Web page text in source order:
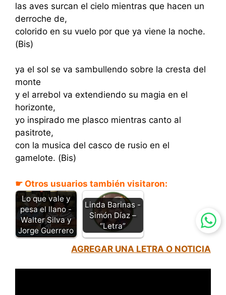
las aves surcan el cielo mientras que hacen un
derroche de,
colorido en su vuelo por que ya viene la noche.
(Bis)
ya el sol se va sambullendo sobre la cresta del
monte
y el arrebol va extendiendo su magia en el
horizonte,
yo inspirado me plasco mientras canto al
pasitrote,
con la musica del casco de rusio en el
gamelote. (Bis)
☛ Otros usuarios también visitaron:
Lo que vale y
pesa el llano -
Walter Silva y
Jorge Guerrero
Linda Barinas -
Simón Díaz –
“Letra”
AGREGAR UNA LETRA O NOTICIA